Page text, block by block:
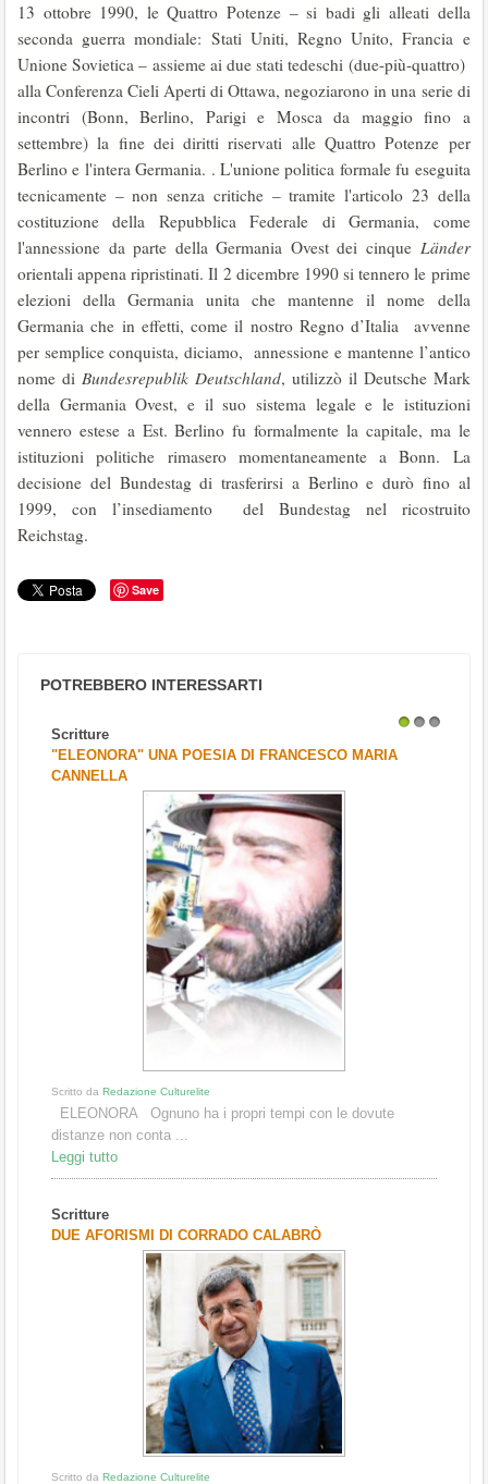
13 ottobre 1990, le Quattro Potenze – si badi gli alleati della
seconda guerra mondiale: Stati Uniti, Regno Unito, Francia e
Unione Sovietica – assieme ai due stati tedeschi (due-più-quattro)
alla Conferenza Cieli Aperti di Ottawa, negoziarono in una serie di
incontri (Bonn, Berlino, Parigi e Mosca da maggio fino a
settembre) la fine dei diritti riservati alle Quattro Potenze per
Berlino e l'intera Germania. . L'unione politica formale fu eseguita
tecnicamente – non senza critiche – tramite l'articolo 23 della
costituzione della Repubblica Federale di Germania, come
l'annessione da parte della Germania Ovest dei cinque Länder
orientali appena ripristinati. Il 2 dicembre 1990 si tennero le prime
elezioni della Germania unita che mantenne il nome della
Germania che in effetti, come il nostro Regno d’Italia avvenne
per semplice conquista, diciamo, annessione e mantenne l’antico
nome di Bundesrepublik Deutschland, utilizzò il Deutsche Mark
della Germania Ovest, e il suo sistema legale e le istituzioni
vennero estese a Est. Berlino fu formalmente la capitale, ma le
istituzioni politiche rimasero momentaneamente a Bonn. La
decisione del Bundestag di trasferirsi a Berlino e durò fino al
1999, con l’insediamento del Bundestag nel ricostruito
Reichstag.
Save
POTREBBERO INTERESSARTI
Scritture
"ELEONORA" UNA POESIA DI FRANCESCO MARIA
CANNELLA
Scritto da Redazione Culturelite
ELEONORA Ognuno ha i propri tempi con le dovute
distanze non conta ...
Leggi tutto
Scritture
DUE AFORISMI DI CORRADO CALABRÒ
Scritto da Redazione Culturelite